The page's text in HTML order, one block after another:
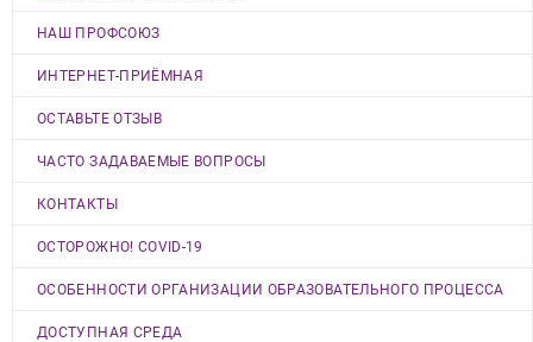
НАШ ПРОФСОЮЗ
ИНТЕРНЕТ-ПРИЁМНАЯ
ОСТАВЬТЕ ОТЗЫВ
ЧАСТО ЗАДАВАЕМЫЕ ВОПРОСЫ
КОНТАКТЫ
ОСТОРОЖНО! COVID-19
ОСОБЕННОСТИ ОРГАНИЗАЦИИ ОБРАЗОВАТЕЛЬНОГО ПРОЦЕССА
ДОСТУПНАЯ СРЕДА